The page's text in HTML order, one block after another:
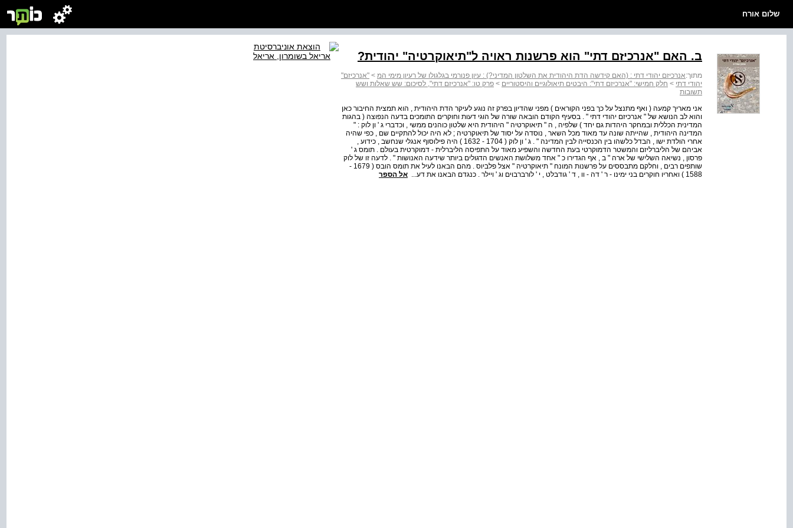
שלום אורח
ב. האם "אנרכיזם דתי" הוא פרשנות ראויה ל"תיאוקרטיה" יהודית?
מתוך:אנרכיזם יהודי דתי : (האם קידשה הדת היהודית את השלטון המדיני?) : עיון פנורמי בגלגולו של רעיון מימי המ > "אנרכיזם"
יהודי דתי > חלק חמישי: "אנרכיזם דתי": היבטים תיאולוגיים והיסטוריים > פרק טו: "אנרכיזם דתי", לסיכום: שש שאלות ושש
תשובות
אני מאריך קמעה ( ואף מתנצל על כך בפני הקוראים ) מפני שהדיון בפרק זה נוגע לעיקר הדת היהודית , הוא תמצית החיבור כאן
והוא לב הנושא של " אנרכיזם יהודי דתי " . בסעיף הקודם הובאה שורה של הוגי דעות וחוקרים התומכים בדעה הנפוצה ( בהגות
המדינית הכללית ובמחקר היהדות גם יחד ) שלפיה , ה " תיאוקרטיה " היהודית היא שלטון כוהנים ממשי , וכדברי ג ' ון לוק : "
המדינה היהודית , שהייתה שונה עד מאוד מכל השאר , נוסדה על יסוד של תיאוקרטיה ; לא היה יכול להתקיים שם , כפי שהיה
אחרי הולדת ישו , הבדל כלשהו בין הכנסייה לבין המדינה " . ג ' ון לוק ( 1704 - 1632 ) היה פילוסוף אנגלי שנחשב , כידוע ,
אביהם של הליברליזם והמשטר הדמוקרטי בעת החדשה והשפיע מאוד על התפיסה הליברלית - דמוקרטית בעולם . תומס ג '
פרסון , נשיאה השלישי של ארה " ב , אף הגדירו כ " אחד משלושת האנשים הדגולים ביותר שידעה האנושות " . לדעה זו של לוק
שותפים רבים , וחלקם מתבססים על פרשנות המונח " תיאוקרטיה " אצל פלביוס . מהם הבאנו לעיל את תומס הובס ( 1679 -
1588 ) ואחריו חוקרים בני ימינו - ר ' דה - וו , ד ' גודבלט , י ' לורברבוים וג ' ויילר . כנגדם הבאנו את דע...
אל הספר